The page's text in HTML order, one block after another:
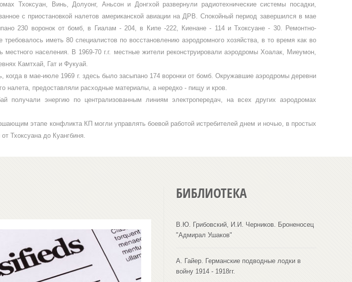
Тхоксуан, Винь, Долуонг, Аньсон и Донгхой развернули радиотехничес­кие системы посадки,
с приостановкой налетов американской авиации на ДРВ. Спокойный период завершил­ся в мае
230 воро­нок от бомб, в Гиалам - 204, в Кипе -222, Киенане - 114 и Тхоксуане - 30. Ремонтно-
иметь 80 специалистов по восстановлению аэродромного хо­зяйства, в то время как во
населения. В 1969-70 г.г. местные жители реконструиро­вали аэродромы Хоалак, Миеумон,
Камтхай, Гат и Фукуай.
в мае-июле 1969 г. здесь было засыпа­но 174 воронки от бомб. Окружавшие аэродромы деревни
налета, предоставляли рас­ходные материалы, а нередко - пищу и кров.
получали энергию по централизованным лини­ям электропередач, на всех других аэродромах
эта­пе конфликта КП могли управлять боевой работой истребителей днем и ночью, в простых
Тхоксуана до Куангбиня.
БИБЛИОТЕКА
В.Ю. Грибовский, И.И. Черников. Броненосец
"Адмирал Ушаков"
А. Гайер. Германские подводные лодки в
войну 1914 - 1918гг.